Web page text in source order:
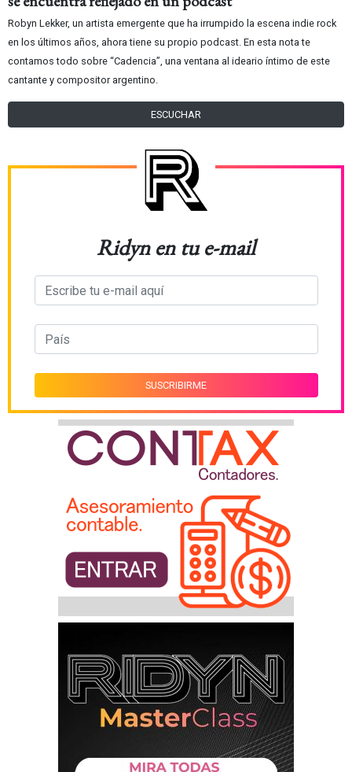
Robyn Lekker, un artista emergente que ha irrumpido la escena indie rock
en los últimos años, ahora tiene su propio podcast. En esta nota te
contamos todo sobre “Cadencia”, una ventana al ideario íntimo de este
cantante y compositor argentino.
ESCUCHAR
Ridyn en tu e-mail